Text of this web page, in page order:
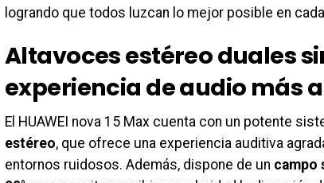
logrando que todos luzcan lo mejor posible en
Altavoces estéreo duales
experiencia de audio más
El HUAWEI nova 15 Max cuenta con un potente
estéreo, que ofrece una experiencia auditiva
entornos ruidosos. Además, dispone de un campo